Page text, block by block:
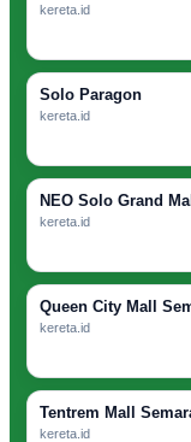
kereta.id
Solo Paragon
kereta.id
NEO Solo Grand
kereta.id
Queen City Mall
kereta.id
Tentrem Mall
kereta.id